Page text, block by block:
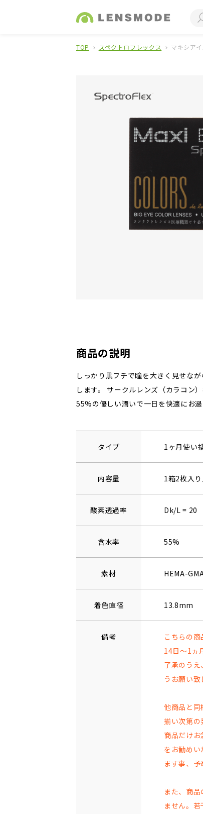
TOP スペクトロフレックス マキシア
商品の説明
しっかり黒フチで瞳を大きく見せな
します。 サークルレンズ（カラコン
55%の優しい潤いで一日を快適にお過
タイプ 1ヶ月使い
内容量 1箱2枚入
酸素透過率 Dk/L = 20
含水率 55%
素材 HEMA-
着色直径 13.8mm
備考
こちらの
14日～1ヵ
了承のう
うお願い致
他商品と
揃い次第の
商品だけ
をお勧めい
ます事、予
また、商
ません。